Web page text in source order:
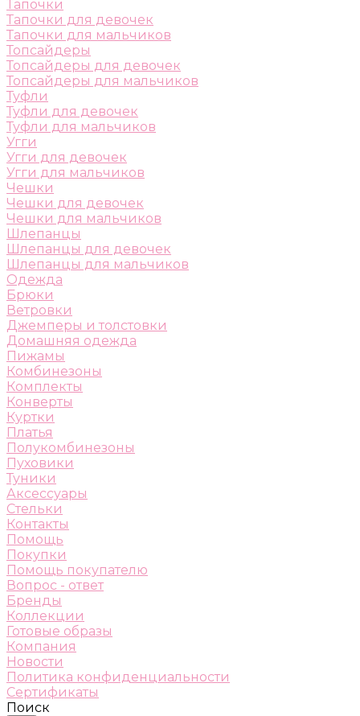
Тапочки
Тапочки для девочек
Тапочки для мальчиков
Топсайдеры
Топсайдеры для девочек
Топсайдеры для мальчиков
Туфли
Туфли для девочек
Туфли для мальчиков
Угги
Угги для девочек
Угги для мальчиков
Чешки
Чешки для девочек
Чешки для мальчиков
Шлепанцы
Шлепанцы для девочек
Шлепанцы для мальчиков
Одежда
Брюки
Ветровки
Джемперы и толстовки
Домашняя одежда
Пижамы
Комбинезоны
Комплекты
Конверты
Куртки
Платья
Полукомбинезоны
Пуховики
Туники
Аксессуары
Стельки
Контакты
Помощь
Покупки
Помощь покупателю
Вопрос - ответ
Бренды
Коллекции
Готовые образы
Компания
Новости
Политика конфиденциальности
Сертификаты
Поиск